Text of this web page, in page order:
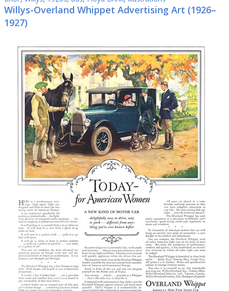
Willys-Overland Whippet Advertising Art (1926–
1927)